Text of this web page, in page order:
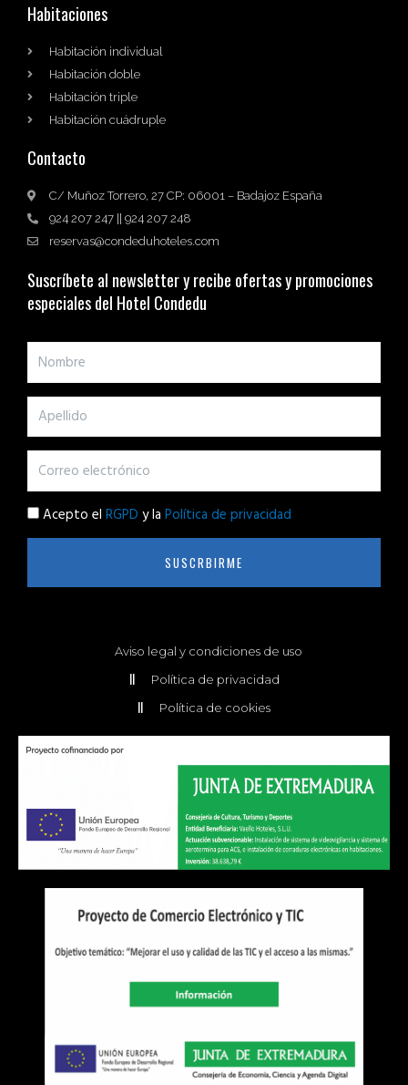
Habitaciones
Habitación individual
Habitación doble
Habitación triple
Habitación cuádruple
Contacto
C/ Muñoz Torrero, 27 CP: 06001 – Badajoz España
924 207 247 || 924 207 248
reservas@condeduhoteles.com
Suscríbete al newsletter y recibe ofertas y promociones
especiales del Hotel Condedu
Acepto el RGPD y la Política de privacidad
SUSCRBIRME
Aviso legal y condiciones de uso
Política de privacidad
Política de cookies